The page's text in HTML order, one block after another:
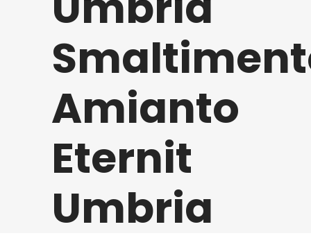
Amianto
Eternit
Umbria